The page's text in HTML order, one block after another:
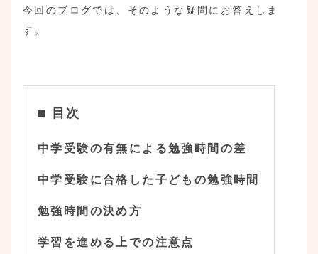
今回のブログでは、そのような疑問にお答えしま
す。
目次
中学受験の有無による勉強時間の差
中学受験に合格した子どもの勉強時間
勉強時間の決め方
学習を進める上での注意点